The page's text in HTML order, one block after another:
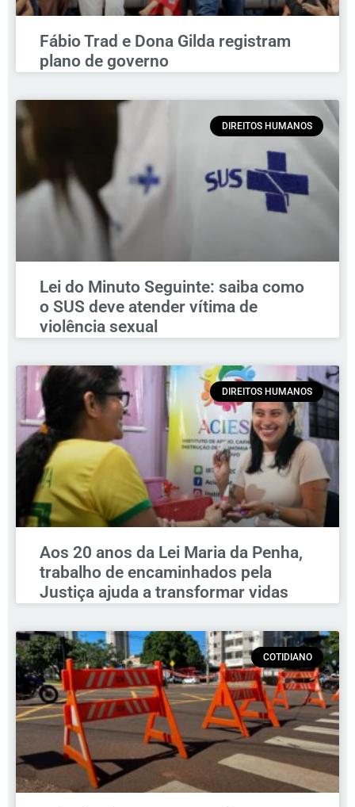
Fábio Trad e Dona Gilda registram
plano de governo
DIREITOS HUMANOS
Lei do Minuto Seguinte: saiba como
o SUS deve atender vítima de
violência sexual
DIREITOS HUMANOS
Aos 20 anos da Lei Maria da Penha,
trabalho de encaminhados pela
Justiça ajuda a transformar vidas
COTIDIANO